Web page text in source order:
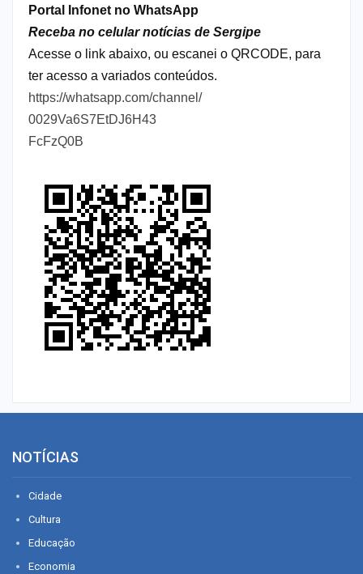
Portal Infonet no WhatsApp
Receba no celular notícias de Sergipe
Acesse o link abaixo, ou escanei o QRCODE, para
ter acesso a variados conteúdos.
https://whatsapp.com/channel/
0029Va6S7EtDJ6H43
FcFzQ0B
NOTÍCIAS
Cidade
Cultura
Educação
Economia